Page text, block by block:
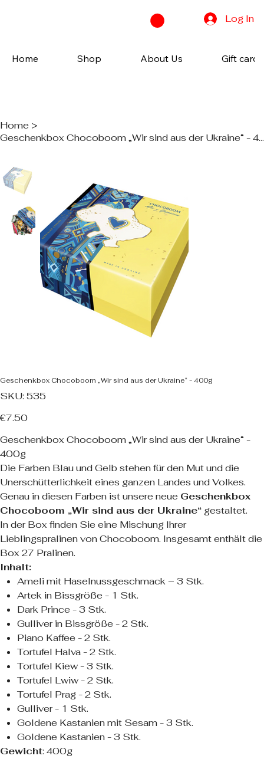
Log In
Home Shop About Us Gift cards
Home >
Geschenkbox Chocoboom „Wir sind aus der Ukraine“ - 400g
Geschenkbox Chocoboom „Wir sind aus der Ukraine“ - 400g
SKU: SKU
535
535
Price
€7.50
Geschenkbox Chocoboom „Wir sind aus der Ukraine“ -
400g
Die Farben Blau und Gelb stehen für den Mut und die
Unerschütterlichkeit eines ganzen Landes und Volkes.
Genau in diesen Farben ist unsere neue Geschenkbox
Chocoboom „Wir sind aus der Ukraine“ gestaltet.
In der Box finden Sie eine Mischung Ihrer
Lieblingspralinen von Chocoboom. Insgesamt enthält die
Box 27 Pralinen.
Inhalt:
Ameli mit Haselnussgeschmack – 3 Stk.
Artek in Bissgröße - 1 Stk.
Dark Prince - 3 Stk.
Gulliver in Bissgröße - 2 Stk.
Piano Kaffee - 2 Stk.
Tortufel Halva - 2 Stk.
Tortufel Kiew - 3 Stk.
Tortufel Lwiw - 2 Stk.
Tortufel Prag - 2 Stk.
Gulliver - 1 Stk.
Goldene Kastanien mit Sesam - 3 Stk.
Goldene Kastanien - 3 Stk.
Gewicht: 400g